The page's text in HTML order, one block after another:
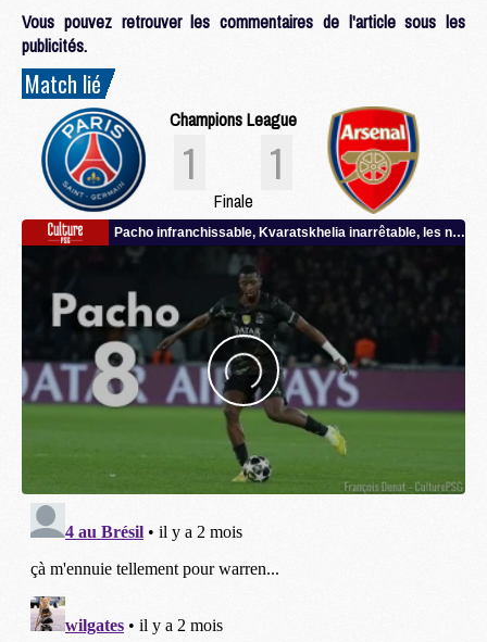
Vous pouvez retrouver les commentaires de l'article sous les
publicités.
Match lié
Champions League
1 1
Finale